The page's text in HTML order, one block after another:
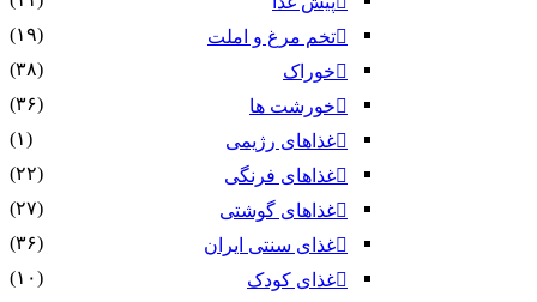
تخم مرغ و املت
خوراک
خورشت ها
غذاهای رژیمی
غذاهای فرنگی
غذاهای گوشتی
غذای سنتی ایران
غذای کودک